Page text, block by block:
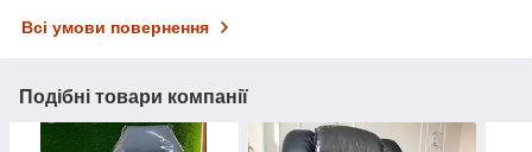
Всі умови повернення
Подібні товари компанії